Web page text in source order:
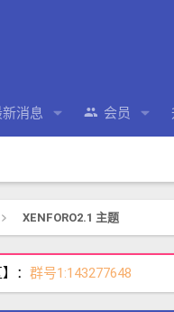
消息 会员
XENFORO2.1 主题
： 群号1:143277648